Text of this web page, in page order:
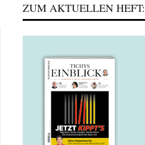
ZUM AKTUELLEN HEFT: